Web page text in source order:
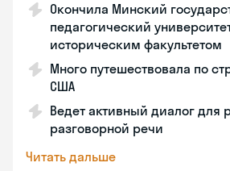
Окончила Минский
педагогический
историческим факультетом
Много путешествовала по
США
Ведет активный диалог для
разговорной речи
Читать дальше